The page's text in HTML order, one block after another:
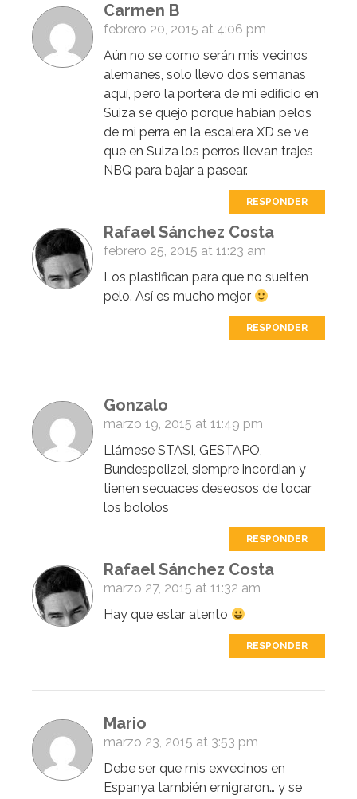
Carmen B
febrero 20, 2015 at 4:06 pm
Aún no se como serán mis vecinos
alemanes, solo llevo dos semanas
aquí, pero la portera de mi edificio en
Suiza se quejo porque habían pelos
de mi perra en la escalera XD se ve
que en Suiza los perros llevan trajes
NBQ para bajar a pasear.
RESPONDER
Rafael Sánchez Costa
febrero 25, 2015 at 11:23 am
Los plastifican para que no suelten
pelo. Así es mucho mejor
RESPONDER
Gonzalo
marzo 19, 2015 at 11:49 pm
Llámese STASI, GESTAPO,
Bundespolizei, siempre incordian y
tienen secuaces deseosos de tocar
los bololos
RESPONDER
Rafael Sánchez Costa
marzo 27, 2015 at 11:32 am
Hay que estar atento
RESPONDER
Mario
marzo 23, 2015 at 3:53 pm
Debe ser que mis exvecinos en
Espanya también emigraron… y se